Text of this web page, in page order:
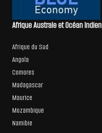
Afrique Australe et Océan Indien
Afrique du Sud
Angola
Comores
Madagascar
Maurice
Mozambique
Namibie